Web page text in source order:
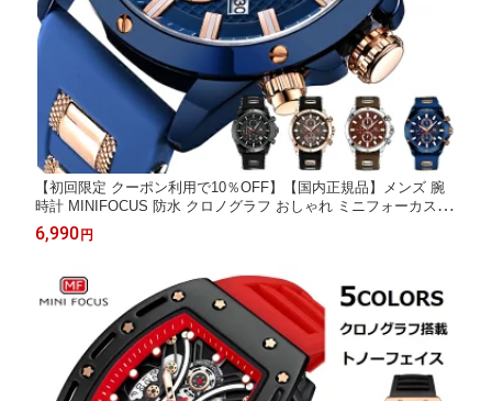
【初回限定 クーポン利用で10％OFF】【国内正規品】メンズ 腕
時計 MINIFOCUS 防水 クロノグラフ おしゃれ ミニフォーカス 時
計 ミリターリー クォーツ カッコイイ 彼氏 誕生日 ギフト オシャ
レ 父の日 プレゼント 10代 20代 30代 40代 50代 SALE
6,990 円